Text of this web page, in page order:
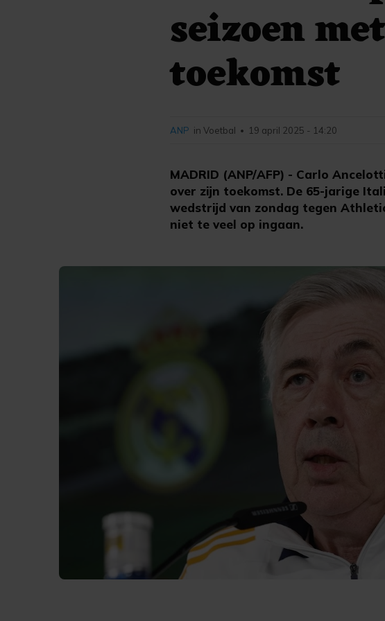
seizoen
toekomst
MADRID (ANP/AFP) - Carlo
over zijn toekomst. De 65-jarige
wedstrijd van zondag tegen
niet te veel op ingaan.
ANP in Voetbal • 19 april 2025 - 14:20